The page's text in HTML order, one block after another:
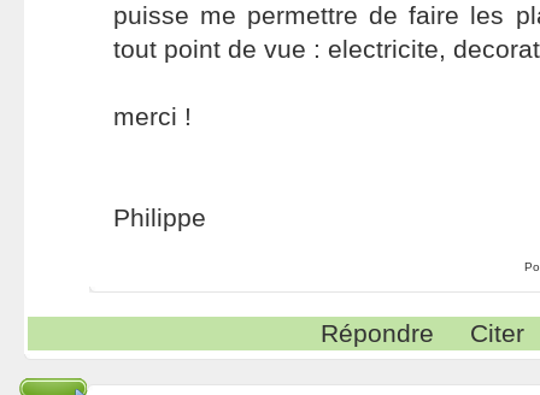
puisse me permettre de faire les
tout point de vue : electricite,
merci !
Philippe
Répondre Citer